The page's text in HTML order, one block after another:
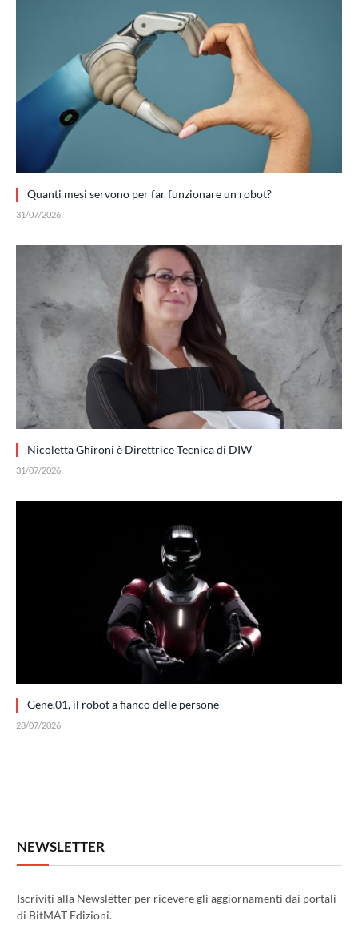
Quanti mesi servono per far funzionare un robot?
31/07/2026
Nicoletta Ghironi è Direttrice Tecnica di DIW
31/07/2026
Gene.01, il robot a fianco delle persone
28/07/2026
NEWSLETTER
Iscriviti alla Newsletter per ricevere gli aggiornamenti dai portali
di BitMAT Edizioni.